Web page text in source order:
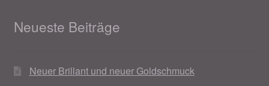
Magisches und Festliches zu Halloween 2021
Magisches und Festliches zu Halloween 2022
Neueste Beiträge
Neuer Brillant und neuer Goldschmuck